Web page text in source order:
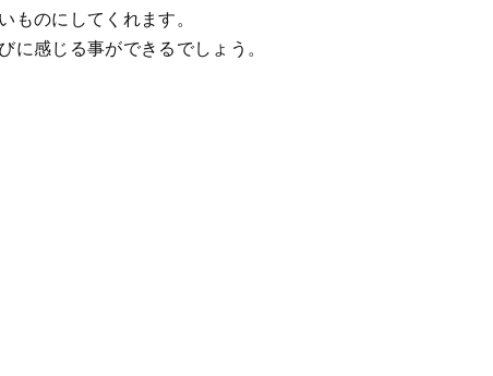
のにしてくれます。
感じる事ができるでしょう。